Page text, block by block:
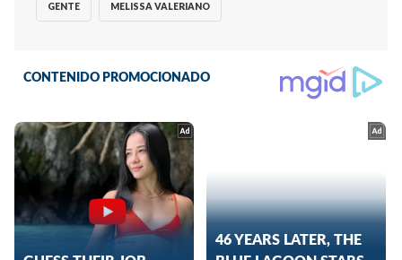
GENTE MELISSA VALERIANO